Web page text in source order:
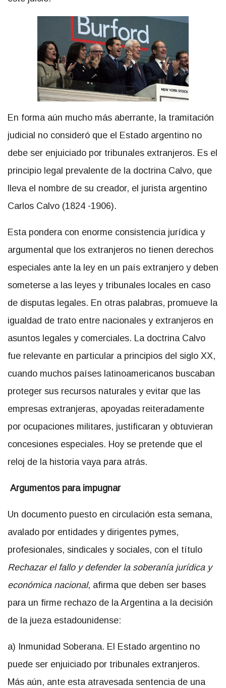
En forma aún mucho más aberrante, la tramitación
judicial no consideró que el Estado argentino no
debe ser enjuiciado por tribunales extranjeros. Es el
principio legal prevalente de la doctrina Calvo, que
lleva el nombre de su creador, el jurista argentino
Carlos Calvo (1824 -1906).
Esta pondera con enorme consistencia jurídica y
argumental que los extranjeros no tienen derechos
especiales ante la ley en un país extranjero y deben
someterse a las leyes y tribunales locales en caso
de disputas legales. En otras palabras, promueve la
igualdad de trato entre nacionales y extranjeros en
asuntos legales y comerciales. La doctrina Calvo
fue relevante en particular a principios del siglo XX,
cuando muchos países latinoamericanos buscaban
proteger sus recursos naturales y evitar que las
empresas extranjeras, apoyadas reiteradamente
por ocupaciones militares, justificaran y obtuvieran
concesiones especiales. Hoy se pretende que el
reloj de la historia vaya para atrás.
Argumentos para impugnar
Un documento puesto en circulación esta semana,
avalado por entidades y dirigentes pymes,
profesionales, sindicales y sociales, con el título
Rechazar el fallo y defender la soberanía jurídica y
económica nacional, afirma que deben ser bases
para un firme rechazo de la Argentina a la decisión
de la jueza estadounidense:
a) Inmunidad Soberana. El Estado argentino no
puede ser enjuiciado por tribunales extranjeros.
Más aún, ante esta atravesada sentencia de una